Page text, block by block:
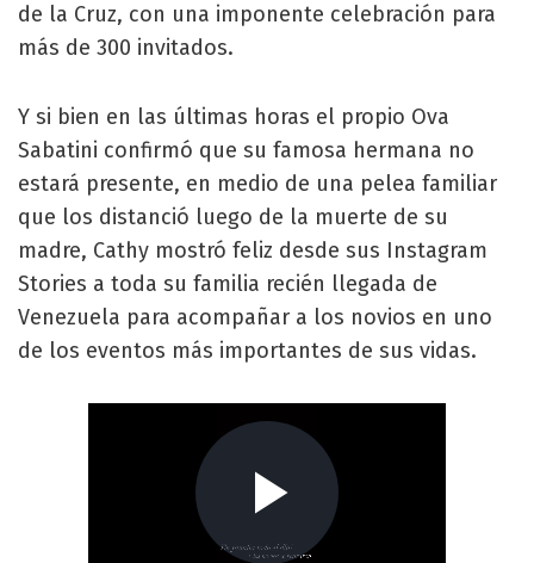
de la Cruz, con una imponente celebración para
más de 300 invitados.
Y si bien en las últimas horas el propio Ova
Sabatini confirmó que su famosa hermana no
estará presente, en medio de una pelea familiar
que los distanció luego de la muerte de su
madre, Cathy mostró feliz desde sus Instagram
Stories a toda su familia recién llegada de
Venezuela para acompañar a los novios en uno
de los eventos más importantes de sus vidas.